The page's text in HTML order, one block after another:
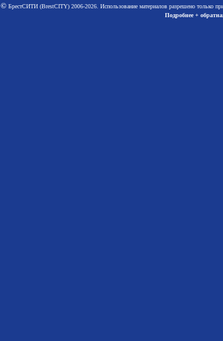
©БрестСИТИ (BrestCITY) 2006-2026. Использование материалов разрешено только
Подробнее +